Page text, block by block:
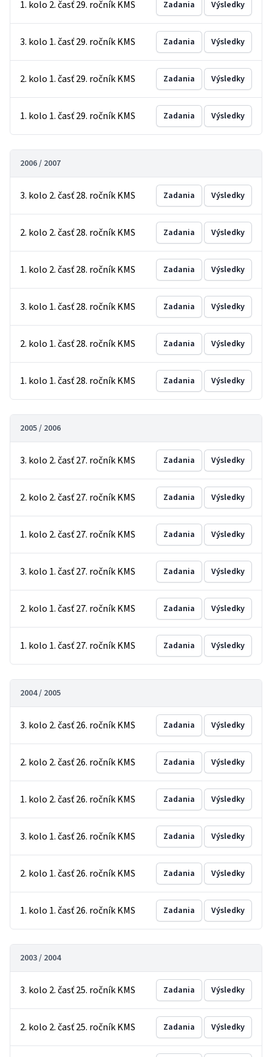
1. kolo 2. časť 29. ročník KMS Zadania Výsledky
3. kolo 1. časť 29. ročník KMS Zadania Výsledky
2. kolo 1. časť 29. ročník KMS Zadania Výsledky
1. kolo 1. časť 29. ročník KMS Zadania Výsledky
2006 / 2007
3. kolo 2. časť 28. ročník KMS Zadania Výsledky
2. kolo 2. časť 28. ročník KMS Zadania Výsledky
1. kolo 2. časť 28. ročník KMS Zadania Výsledky
3. kolo 1. časť 28. ročník KMS Zadania Výsledky
2. kolo 1. časť 28. ročník KMS Zadania Výsledky
1. kolo 1. časť 28. ročník KMS Zadania Výsledky
2005 / 2006
3. kolo 2. časť 27. ročník KMS Zadania Výsledky
2. kolo 2. časť 27. ročník KMS Zadania Výsledky
1. kolo 2. časť 27. ročník KMS Zadania Výsledky
3. kolo 1. časť 27. ročník KMS Zadania Výsledky
2. kolo 1. časť 27. ročník KMS Zadania Výsledky
1. kolo 1. časť 27. ročník KMS Zadania Výsledky
2004 / 2005
3. kolo 2. časť 26. ročník KMS Zadania Výsledky
2. kolo 2. časť 26. ročník KMS Zadania Výsledky
1. kolo 2. časť 26. ročník KMS Zadania Výsledky
3. kolo 1. časť 26. ročník KMS Zadania Výsledky
2. kolo 1. časť 26. ročník KMS Zadania Výsledky
1. kolo 1. časť 26. ročník KMS Zadania Výsledky
2003 / 2004
3. kolo 2. časť 25. ročník KMS Zadania Výsledky
2. kolo 2. časť 25. ročník KMS Zadania Výsledky